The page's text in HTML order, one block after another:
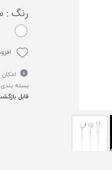
رنگ :
بسته بندی
قابل